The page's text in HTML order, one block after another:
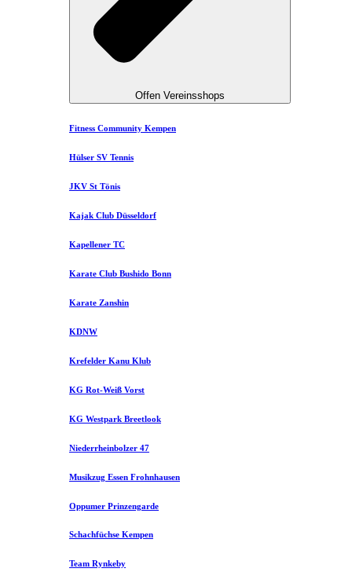
Offen Vereinsshops
Fitness Community Kempen
Hülser SV Tennis
JKV St Tönis
Kajak Club Düsseldorf
Kapellener TC
Karate Club Bushido Bonn
Karate Zanshin
KDNW
Krefelder Kanu Klub
KG Rot-Weiß Vorst
KG Westpark Breetlook
Niederrheinbolzer 47
Musikzug Essen Frohnhausen
Oppumer Prinzengarde
Schachfüchse Kempen
Team Rynkeby